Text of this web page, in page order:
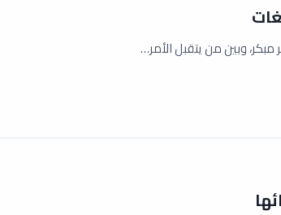
وبين من يتقبل الأمر…